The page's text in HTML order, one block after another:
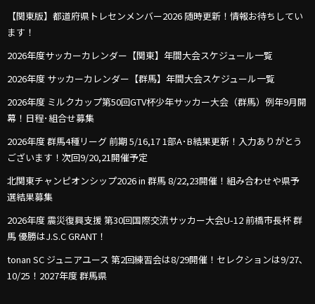
【関東版】都道府県トレセンメンバー2026 随時更新！情報お待ちしてい
ます！
2026年度サッカーカレンダー【関東】年間大会スケジュール一覧
2026年度 サッカーカレンダー【群馬】年間大会スケジュール一覧
2026年度 ミルクカップ第50回GTV杯少年サッカー大会（群馬）例年9月開
幕！日程･組合せ募集
2026年度 群馬4種リーグ 前期 5/16,17 1部A･B結果更新！入力ありがとう
ございます！次回9/20,21開催予定
北関東チャンピオンシップ2026 in 群馬 8/22,23開催！組み合わせや県予
選結果募集
2026年度 震災復興支援 第30回国際交流サッカー大会U-12 前橋市長杯 群
馬 優勝はJ.S.C GRANT！
tonan SC ジュニアユース 第2回練習会は8/29開催！セレクションは9/27､
10/25！2027年度 群馬県